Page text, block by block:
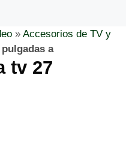
» Accesorios de TV y
a
tv 27